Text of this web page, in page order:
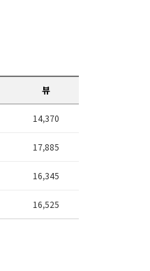
뷰
14,370
17,885
16,345
16,525